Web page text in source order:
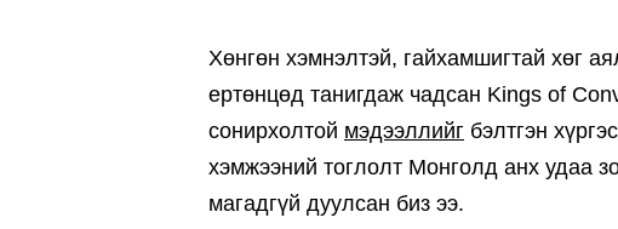
Хөнгөн хэмнэлтэй, гайхамшигтай хөг
ертөнцөд танигдаж чадсан Kings of
сонирхолтой мэдээллийг бэлтгэн
хэмжээний тоглолт Монголд анх удаа
магадгүй дуулсан биз ээ.